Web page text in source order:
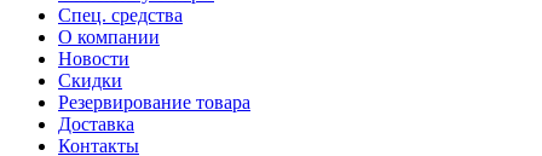
Спец. средства
О компании
Новости
Скидки
Резервирование товара
Доставка
Контакты